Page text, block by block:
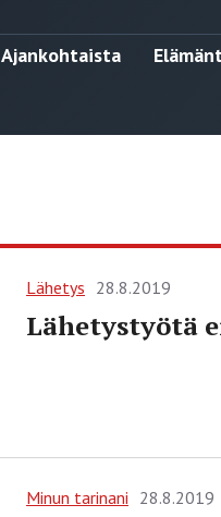
Ajankohtaista
Lähetys 28.8.2019
Lähetystyötä
Minun tarinani 28.8.2019